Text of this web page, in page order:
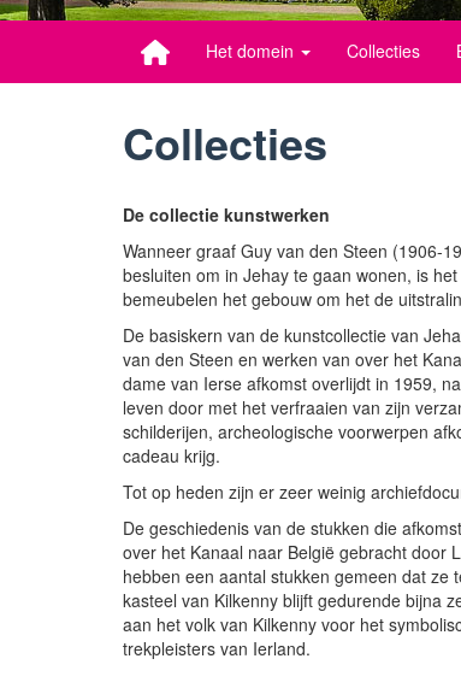
Het domein Collecties
Collecties
De collectie kunstwerken
Wanneer graaf Guy van den Steen (1906-
besluiten om in Jehay te gaan wonen, is
bemeubelen het gebouw om het de
De basiskern van de kunstcollectie van
van den Steen en werken van over het
dame van Ierse afkomst overlijdt in 1959,
leven door met het verfraaien van zijn
schilderijen, archeologische voorwerpen
cadeau krijg.
Tot op heden zijn er zeer weinig
De geschiedenis van de stukken die
over het Kanaal naar België gebracht door
hebben een aantal stukken gemeen dat ze
kasteel van Kilkenny blijft gedurende bijna
aan het volk van Kilkenny voor het
trekpleisters van Ierland.